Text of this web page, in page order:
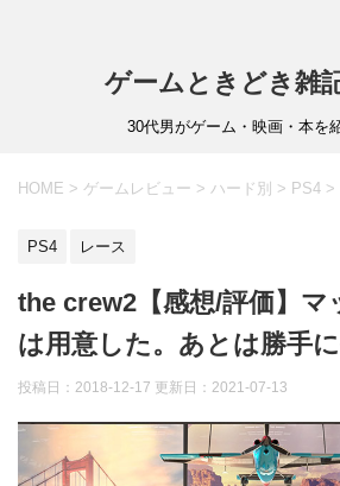
ゲームときどき雑
30代男がゲーム・映画・本を
HOME > ゲームレビュー > ハード別 > PS4 >
PS4 レース
the crew2【感想/評価】マ
は用意した。あとは勝手
投稿日：2018-12-17 更新日： 2021-07-13